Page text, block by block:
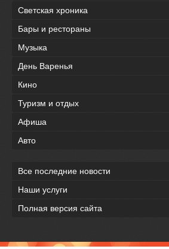
Светская хроника
Бары и рестораны
Музыка
День Варенья
Кино
Туризм и отдых
Афиша
Авто
Все последние новости
Наши услуги
Полная версия сайта